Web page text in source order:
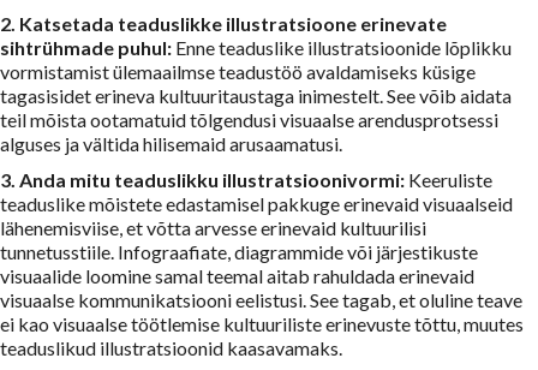
2. Katsetada teaduslikke illustratsioone erinevate
sihtrühmade puhul: Enne teaduslike illustratsioonide lõplikku
vormistamist ülemaailmse teadustöö avaldamiseks küsige
tagasisidet erineva kultuuritaustaga inimestelt. See võib aidata
teil mõista ootamatuid tõlgendusi visuaalse arendusprotsessi
alguses ja vältida hilisemaid arusaamatusi.
3. Anda mitu teaduslikku illustratsioonivormi: Keeruliste
teaduslike mõistete edastamisel pakkuge erinevaid visuaalseid
lähenemisviise, et võtta arvesse erinevaid kultuurilisi
tunnetusstiile. Infograafiate, diagrammide või järjestikuste
visuaalide loomine samal teemal aitab rahuldada erinevaid
visuaalse kommunikatsiooni eelistusi. See tagab, et oluline teave
ei kao visuaalse töötlemise kultuuriliste erinevuste tõttu, muutes
teaduslikud illustratsioonid kaasavamaks.